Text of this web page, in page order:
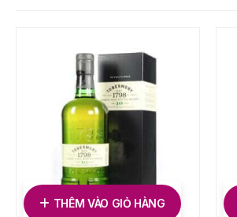
THÊM VÀO GIỎ HÀNG